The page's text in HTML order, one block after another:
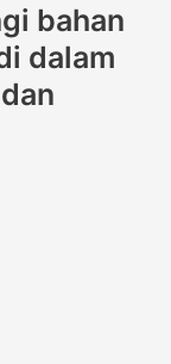
bahan
dalam